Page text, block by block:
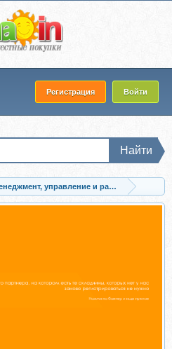
Регистрация Войти
Найти
управление и работа с
(Ицхак Адизес)